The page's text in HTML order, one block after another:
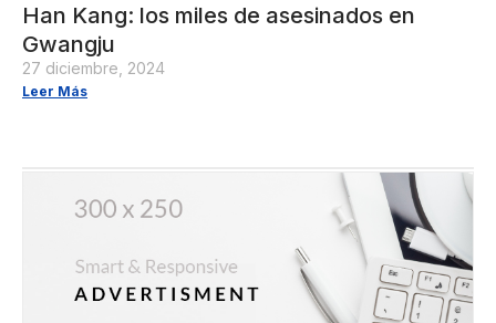
Han Kang: los miles de asesinados en
Gwangju
27 diciembre, 2024
Leer Más